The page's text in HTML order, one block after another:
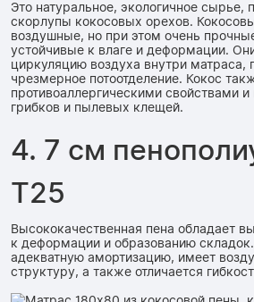
Это натуральное, экологичное сырье,
скорлупы кокосовых орехов.
воздушные, но при этом очень
устойчивые к влаге и деформации.
циркуляцию воздуха внутри матраса,
чрезмерное потоотделение. Кокос
противоаллергическими свойствами и
грибков и пылевых клещей.
4. 7 см
Т25
Высококачественная пена обладает
к деформации и образованию
адекватную амортизацию, имеет
структуру, а также отличается